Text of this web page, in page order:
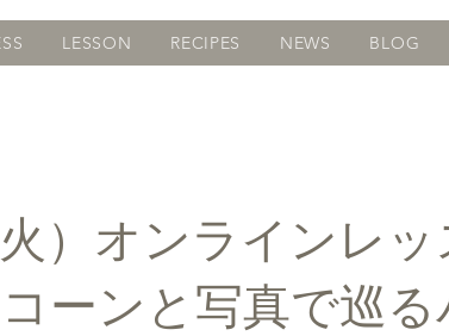
LESSON RECIPES NEWS BLOG
）オンラインレッ
ーンと写真で巡る